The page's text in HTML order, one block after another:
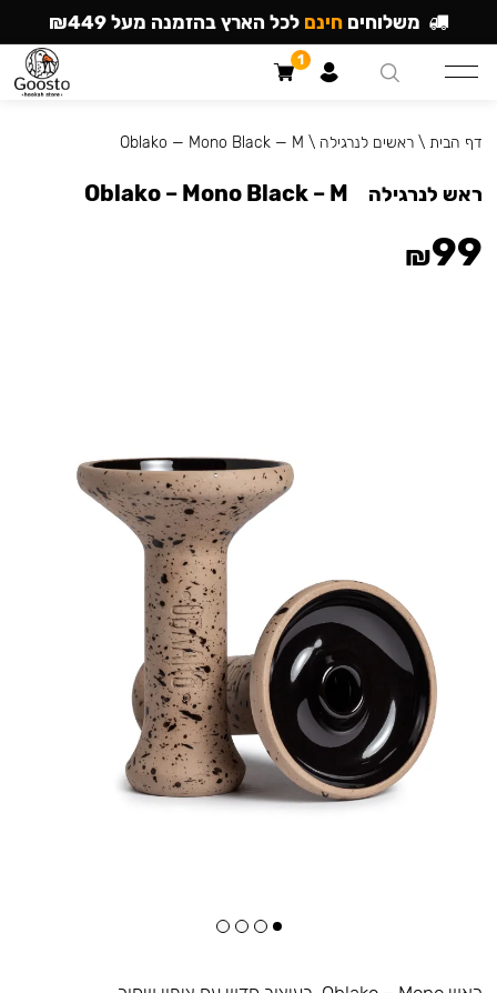
דף הבית \ראשים לנרגילה \
Oblako — Mono Black — M
ראש לנרגילה Oblako – Mono Black – M
₪99
משלוחים חינם לכל הארץ בהזמנה מעל ₪449
1